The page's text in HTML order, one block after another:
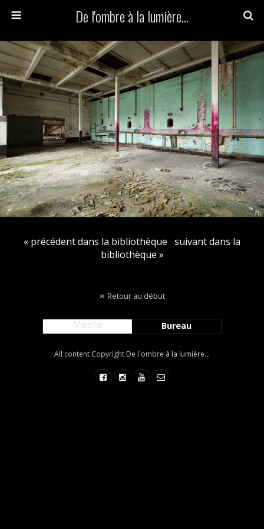
De l'ombre à la lumière...
« précédent dans la bibliothèque suivant dans la
bibliothèque »
Retour au début
Mobile Bureau
All content Copyright De l'ombre à la lumière...